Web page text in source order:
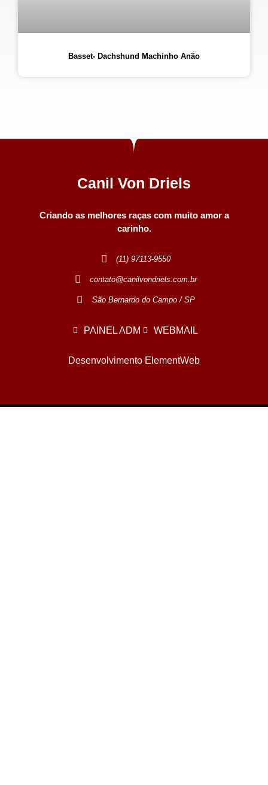
Basset- Dachshund Machinho Anão
Canil Von Driels
Criando as melhores raças com muito amor a
carinho.
(11) 97113-9550
contato@canilvondriels.com.br
São Bernardo do Campo / SP
PAINEL ADM WEBMAIL
Desenvolvimento ElementWeb